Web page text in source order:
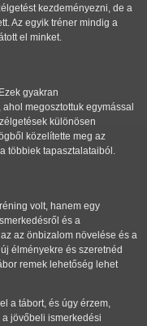
kezdeményezni, de a
Az egyik tréner mindig a
el minket.
gyakran
megosztottuk egymással
különösen
közelítette meg az
többiek tapasztalataiból.
volt, hanem egy
és a
az önbizalom növelése és a
élményekre és szeretnéd
remek lehetőség lehet
a tábort, és úgy érzem,
jövőbeli ismerkedési